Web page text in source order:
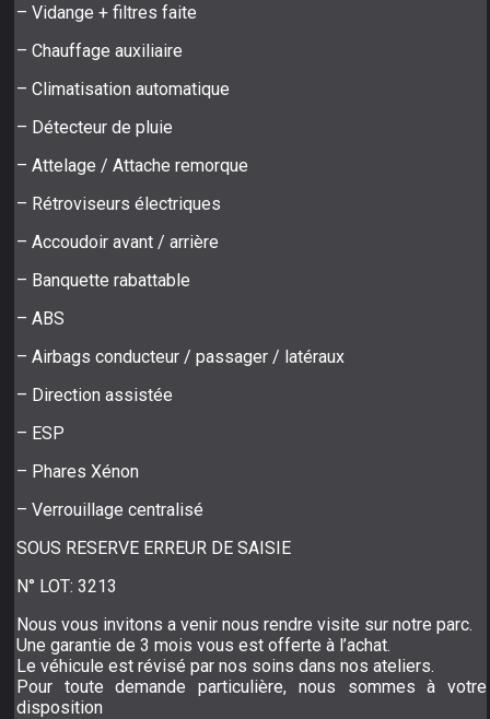
– Vidange + filtres faite
– Chauffage auxiliaire
– Climatisation automatique
– Détecteur de pluie
– Attelage / Attache remorque
– Rétroviseurs électriques
– Accoudoir avant / arrière
– Banquette rabattable
– ABS
– Airbags conducteur / passager / latéraux
– Direction assistée
– ESP
– Phares Xénon
– Verrouillage centralisé
SOUS RESERVE ERREUR DE SAISIE
N° LOT: 3213
Nous vous invitons a venir nous rendre visite sur notre parc.
Une garantie de 3 mois vous est offerte à l’achat.
Le véhicule est révisé par nos soins dans nos ateliers.
Pour toute demande particulière, nous sommes à votre
disposition